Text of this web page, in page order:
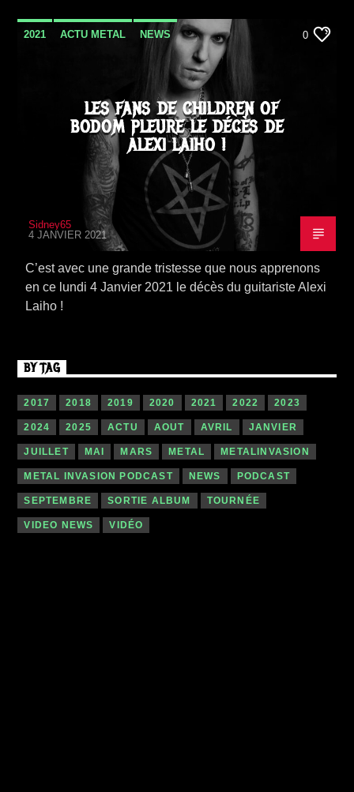
2021 ACTU METAL NEWS 0
LES FANS DE CHILDREN OF
BODOM PLEURE LE DÉCÈS DE
ALEXI LAIHO !
Sidney65
4 JANVIER 2021
C’est avec une grande tristesse que nous apprenons
en ce lundi 4 Janvier 2021 le décès du guitariste Alexi
Laiho !
BY TAG
2017 2018 2019 2020 2021 2022 2023
2024 2025 ACTU AOUT AVRIL JANVIER
JUILLET MAI MARS METAL METALINVASION
METAL INVASION PODCAST NEWS PODCAST
SEPTEMBRE SORTIE ALBUM TOURNÉE
VIDEO NEWS VIDÉO